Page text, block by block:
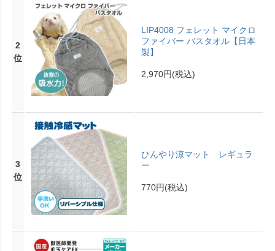
2
位
LIP4008 フェレット マイクロ
ファイバー バスタオル【日本
製】
2,970円(税込)
3
位
ひんやり涼マット レギュラ
ー
770円(税込)